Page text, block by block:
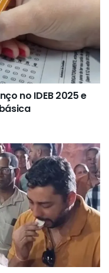
no IDEB 2025 e